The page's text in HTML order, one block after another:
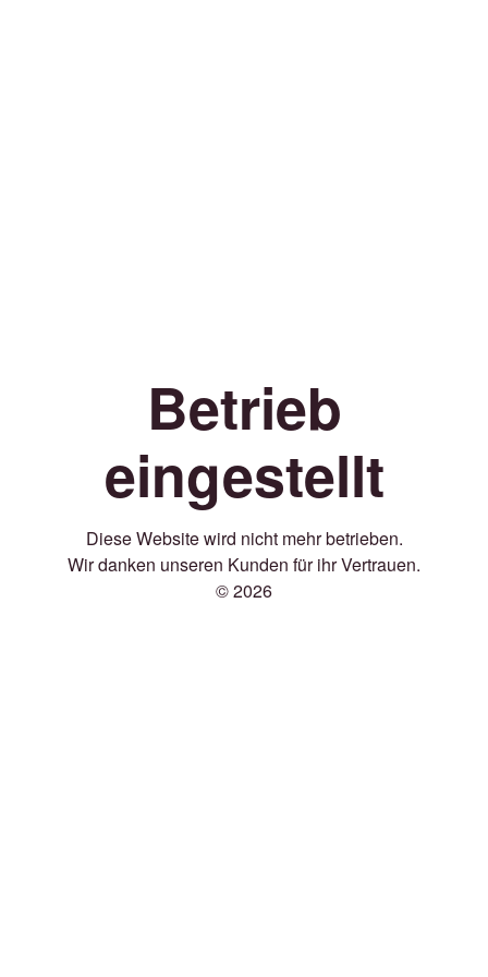
Betrieb
eingestellt
Diese Website wird nicht mehr betrieben.
Wir danken unseren Kunden für ihr Vertrauen.
© 2026